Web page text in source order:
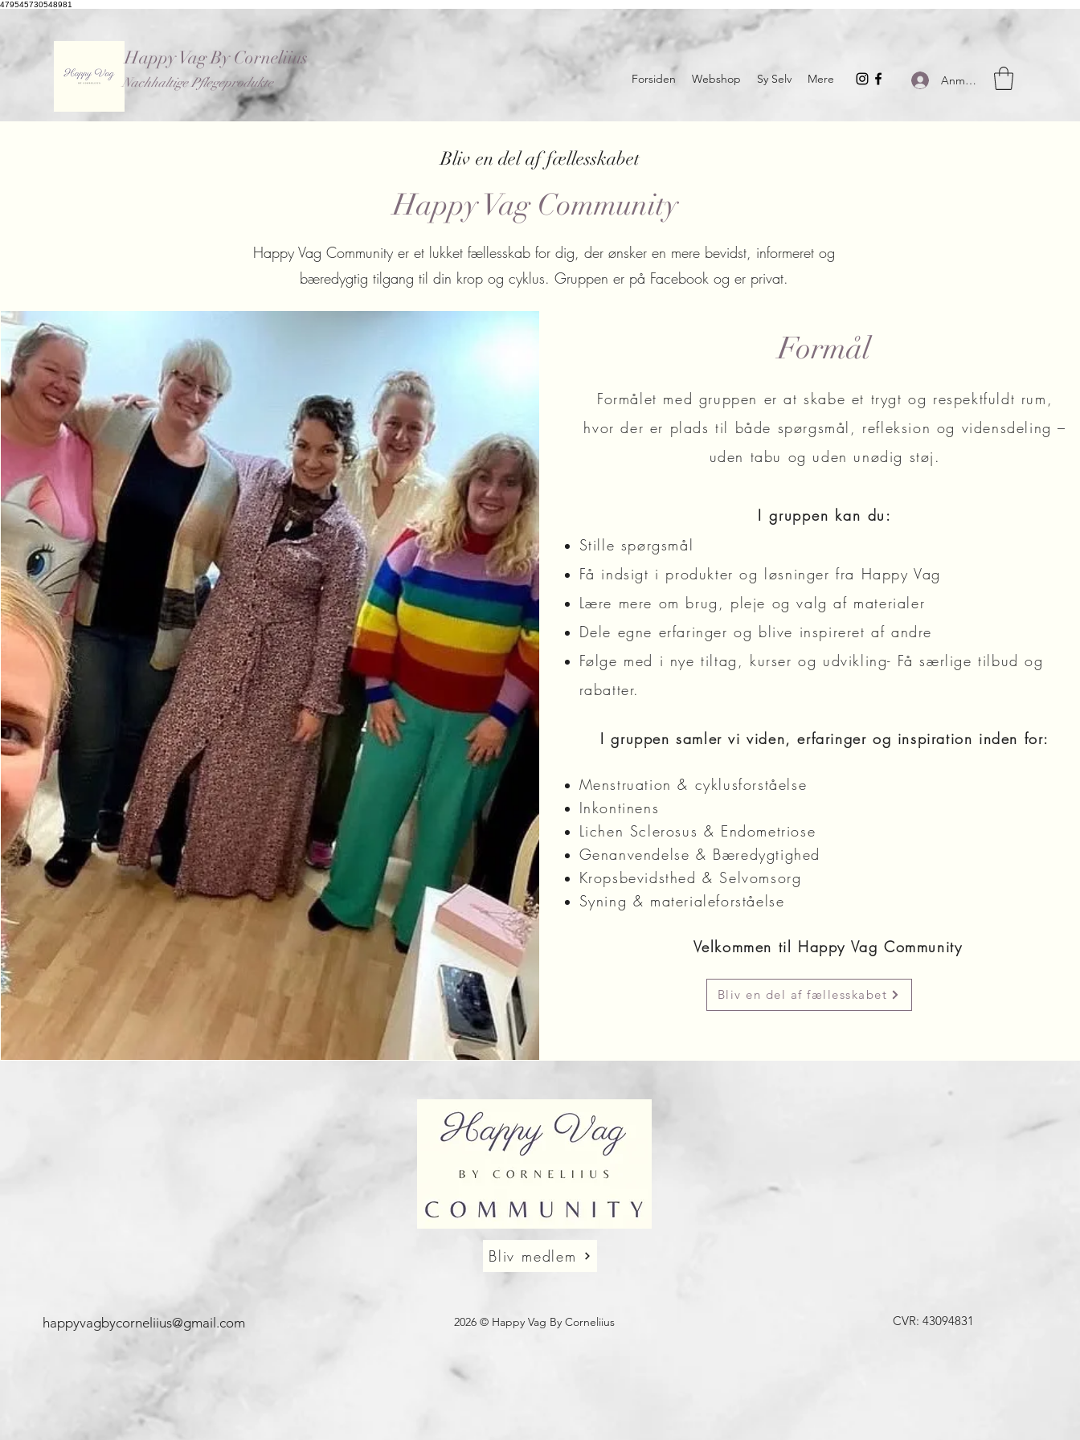
479545730548981
Happy Vag By Corneliius
Nachhaltige Pflegeprodukte Forsiden Webshop Sy Selv Mere Anmelden
Bliv en del af fællesskabet
Happy Vag Community
Happy Vag Community er et lukket fællesskab for dig, der ønsker en mere bevidst, informeret og
bæredygtig tilgang til din krop og cyklus. Gruppen er på Facebook og er privat.
Formål
Formålet med gruppen er at skabe et trygt og respektfuldt rum,
hvor der er plads til både spørgsmål, refleksion og vidensdeling –
uden tabu og uden unødig støj.
I gruppen kan du:
Stille spørgsmål
Få indsigt i produkter og løsninger fra Happy Vag
Lære mere om brug, pleje og valg af materialer
Dele egne erfaringer og blive inspireret af andre
Følge med i nye tiltag, kurser og udvikling- Få særlige tilbud og
rabatter.
I gruppen samler vi viden, erfaringer og inspiration inden for:
Menstruation & cyklusforståelse
Inkontinens
Lichen Sclerosus & Endometriose
Genanvendelse & Bæredygtighed
Kropsbevidsthed & Selvomsorg
Syning & materialeforståelse
Velkommen til Happy Vag Community
Bliv en del af fællesskabet
Bliv medlem
happyvagbycorneliius@gmail.com 2026 © Happy Vag By Corneliius CVR: 43094831